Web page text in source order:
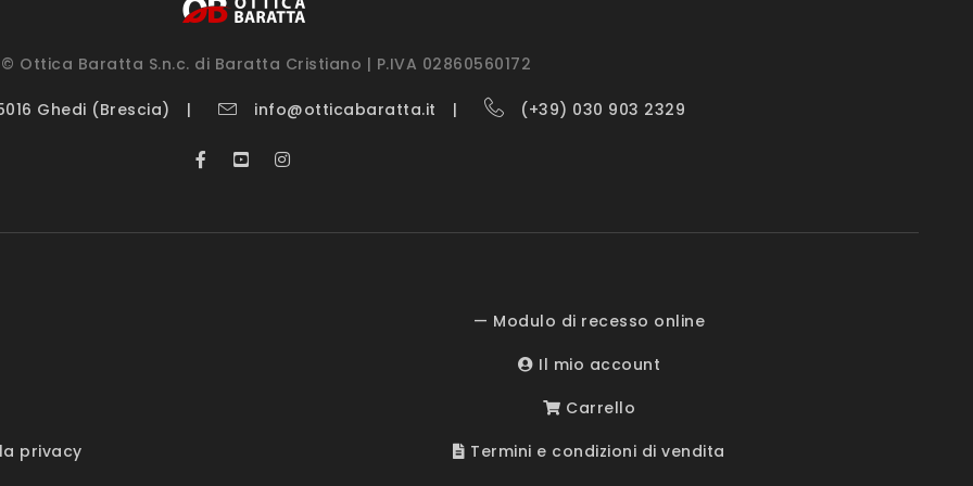
Ottica Baratta S.n.c. di Baratta Cristiano | P.IVA 02860560172
Ghedi (Brescia) info@otticabaratta.it (+39) 030 903 2329
privacy
— Modulo di recesso online
Il mio account
Carrello
Termini e condizioni di vendita